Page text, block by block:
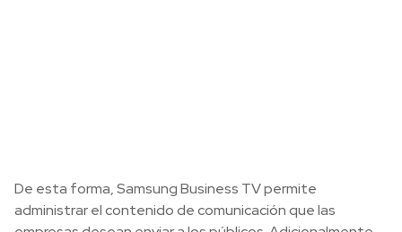
De esta forma, Samsung Business TV permite
administrar el contenido de comunicación que las